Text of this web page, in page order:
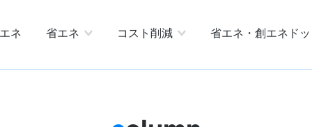
ネ 省エネ コスト削減 省エネ・創エネド